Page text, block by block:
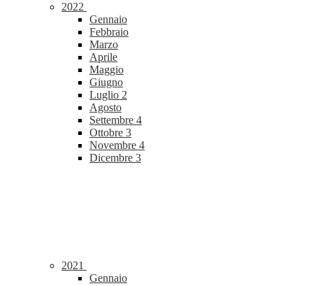
2022
Gennaio
Febbraio
Marzo
Aprile
Maggio
Giugno
Luglio 2
Agosto
Settembre 4
Ottobre 3
Novembre 4
Dicembre 3
2021
Gennaio